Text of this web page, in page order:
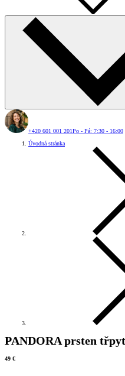
+420 601 001 201Po - Pá: 7:30 - 16:00
Úvodná stránka
PANDORA prsten
49 €